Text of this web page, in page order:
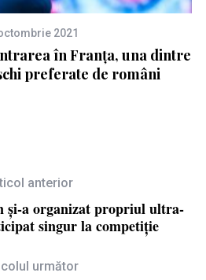
2021
în Franța, una dintre
preferate de români
anterior
și-a organizat propriul ultra-
singur la competiție
următor